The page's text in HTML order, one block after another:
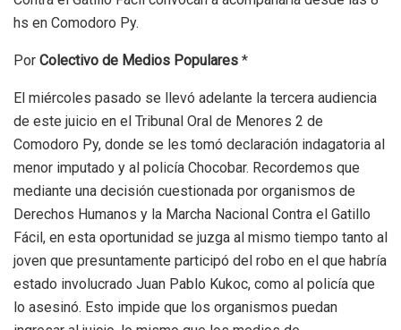
hs en Comodoro Py.
Por Colectivo de Medios Populares *
El miércoles pasado se llevó adelante la tercera audiencia
de este juicio en el Tribunal Oral de Menores 2 de
Comodoro Py, donde se les tomó declaración indagatoria al
menor imputado y al policía Chocobar. Recordemos que
mediante una decisión cuestionada por organismos de
Derechos Humanos y la Marcha Nacional Contra el Gatillo
Fácil, en esta oportunidad se juzga al mismo tiempo tanto al
joven que presuntamente participó del robo en el que habría
estado involucrado Juan Pablo Kukoc, como al policía que
lo asesinó. Esto impide que los organismos puedan